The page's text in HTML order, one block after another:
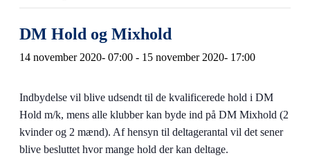
DM Hold og Mixhold
14 november 2020- 07:00 - 15 november 2020- 17:00
Indbydelse vil blive udsendt til de kvalificerede hold i DM
Hold m/k, mens alle klubber kan byde ind på DM Mixhold (2
kvinder og 2 mænd). Af hensyn til deltagerantal vil det sener
blive besluttet hvor mange hold der kan deltage.